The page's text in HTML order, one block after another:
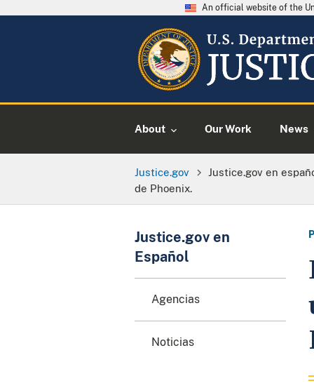
An official website of the
About Our Work News
Justice.gov Justice.gov en
de Phoenix.
Justice.gov en
Español
Agencias
Noticias